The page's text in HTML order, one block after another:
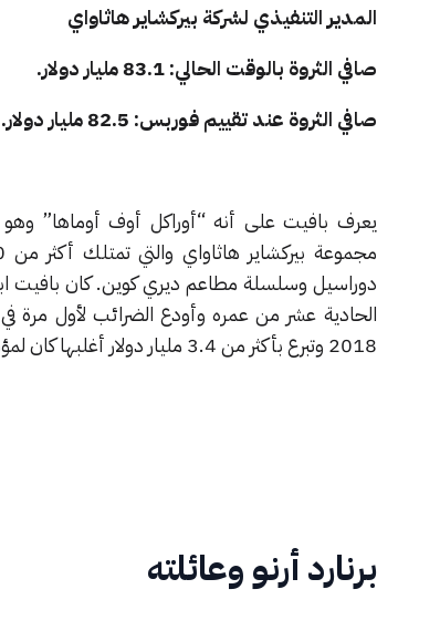
المدير التنفيذي لشركة بيركشاير هاثاواي
صافي الثروة بالوقت الحالي: 83.1 مليار دولار.
صافي الثروة عند تقييم فوربس: 82.5 مليار دولار.
يعرف بافيت على أنه “أوراكل أوف أوماها”
دوراسيل وسلسلة مطاعم ديري كوين. كان بافيت
2018 وتبرع بأكثر من 3.4 مليار دولار أغلبها كان لمؤسسة بيل وميلندا جيتس.
برنارد أرنو وعائلته